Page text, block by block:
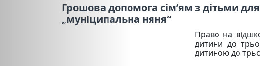
Грошова допомога сім’ям з дітьми
„муніципальна няня“
Право на
дитини до
дитиною до